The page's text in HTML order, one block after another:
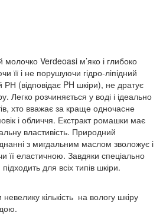
Verdeoasi м’яко і глибоко
її і не порушуючи гідро-ліпідний
(відповідає PH шкіри), не дратує
Легко розчиняється у воді і ідеально
хто вважає за краще одночасне
і обличчя. Екстракт ромашки має
властивість. Природний
з мигдальним маслом зволожує і
її еластичною. Завдяки спеціально
для всіх типів шкіри.
невелику кількість на вологу шкіру